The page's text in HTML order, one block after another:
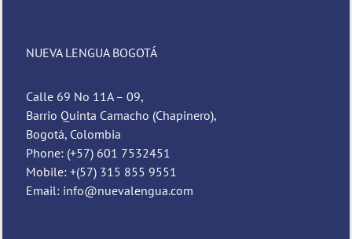
NUEVA LENGUA BOGOTÁ
Calle 69 No 11A – 09,
Barrio Quinta Camacho (Chapinero),
Bogotá, Colombia
Phone: (+57) 601 7532451
Mobile: +(57) 315 855 9551
Email: info@nuevalengua.com